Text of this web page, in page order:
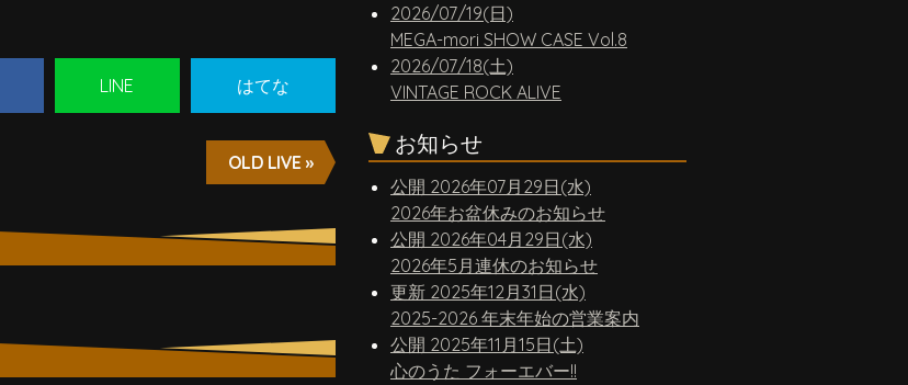
LINE はてな
OLD LIVE »
2026/07/19(日)
MEGA-mori SHOW CASE Vol.8
2026/07/18(土)
VINTAGE ROCK ALIVE
お知らせ
公開 2026年07月29日(水)
2026年お盆休みのお知らせ
公開 2026年04月29日(水)
2026年5月連休のお知らせ
更新 2025年12月31日(水)
2025-2026 年末年始の営業案内
公開 2025年11月15日(土)
心のうた フォーエバー!!